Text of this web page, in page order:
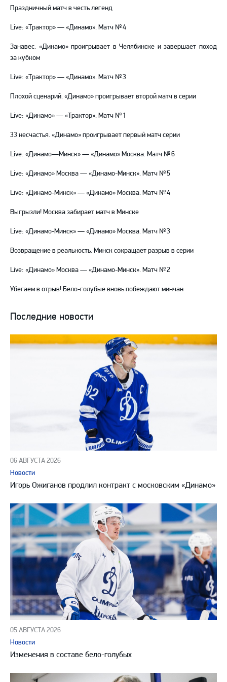
Праздничный матч в честь легенд
Live: «Трактор» — «Динамо». Матч № 4
Занавес. «Динамо» проигрывает в Челябинске и завершает поход
за кубком
Live: «Трактор» — «Динамо». Матч № 3
Плохой сценарий. «Динамо» проигрывает второй матч в серии
Live: «Динамо» — «Трактор». Матч № 1
33 несчастья. «Динамо» проигрывает первый матч серии
Live: «Динамо—Минск» — «Динамо» Москва. Матч № 6
Live: «Динамо» Москва — «Динамо-Минск». Матч № 5
Live: «Динамо-Минск» — «Динамо» Москва. Матч № 4
Выгрызли! Москва забирает матч в Минске
Live: «Динамо-Минск» — «Динамо» Москва. Матч № 3
Возвращение в реальность. Минск сокращает разрыв в серии
Live: «Динамо» Москва — «Динамо-Минск». Матч № 2
Убегаем в отрыв! Бело-голубые вновь побеждают минчан
Последние новости
06 АВГУСТА 2026
Новости
Игорь Ожиганов продлил контракт с московским «Динамо»
05 АВГУСТА 2026
Новости
Изменения в составе бело-голубых